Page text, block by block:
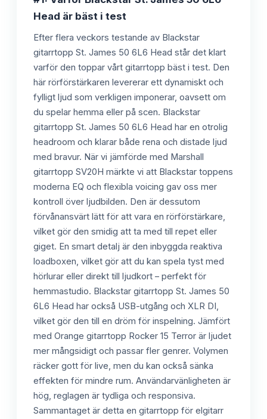
Head är bäst i test
Efter flera veckors testande av Blackstar
gitarrtopp St. James 50 6L6 Head står det klart
varför den toppar vårt gitarrtopp bäst i test. Den
här rörförstärkaren levererar ett dynamiskt och
fylligt ljud som verkligen imponerar, oavsett om
du spelar hemma eller på scen. Blackstar
gitarrtopp St. James 50 6L6 Head har en otrolig
headroom och klarar både rena och distade ljud
med bravur. När vi jämförde med Marshall
gitarrtopp SV20H märkte vi att Blackstar toppens
moderna EQ och flexibla voicing gav oss mer
kontroll över ljudbilden. Den är dessutom
förvånansvärt lätt för att vara en rörförstärkare,
vilket gör den smidig att ta med till repet eller
giget. En smart detalj är den inbyggda reaktiva
loadboxen, vilket gör att du kan spela tyst med
hörlurar eller direkt till ljudkort – perfekt för
hemmastudio. Blackstar gitarrtopp St. James 50
6L6 Head har också USB-utgång och XLR DI,
vilket gör den till en dröm för inspelning. Jämfört
med Orange gitarrtopp Rocker 15 Terror är ljudet
mer mångsidigt och passar fler genrer. Volymen
räcker gott för live, men du kan också sänka
effekten för mindre rum. Användarvänligheten är
hög, reglagen är tydliga och responsiva.
Sammantaget är detta en gitarrtopp för elgitarr